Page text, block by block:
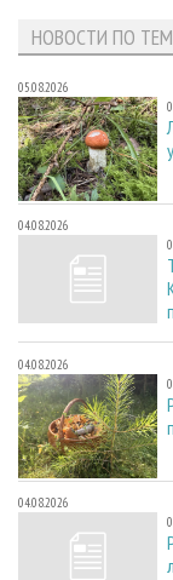
НОВОСТИ ПО
05.08.2026
04.08.2026
04.08.2026
04.08.2026